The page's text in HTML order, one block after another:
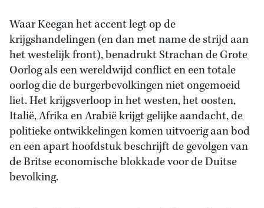
Waar Keegan het accent legt op de
krijgshandelingen (en dan met name de strijd aan
het westelijk front), benadrukt Strachan de Grote
Oorlog als een wereldwijd conflict en een totale
oorlog die de burgerbevolkingen niet ongemoeid
liet. Het krijgsverloop in het westen, het oosten,
Italië, Afrika en Arabië krijgt gelijke aandacht, de
politieke ontwikkelingen komen uitvoerig aan bod
en een apart hoofdstuk beschrijft de gevolgen van
de Britse economische blokkade voor de Duitse
bevolking.